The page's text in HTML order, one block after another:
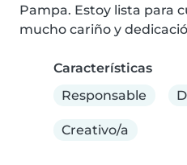
Pampa. Estoy lista para
mucho cariño y
Características
Responsable
Creativo/a